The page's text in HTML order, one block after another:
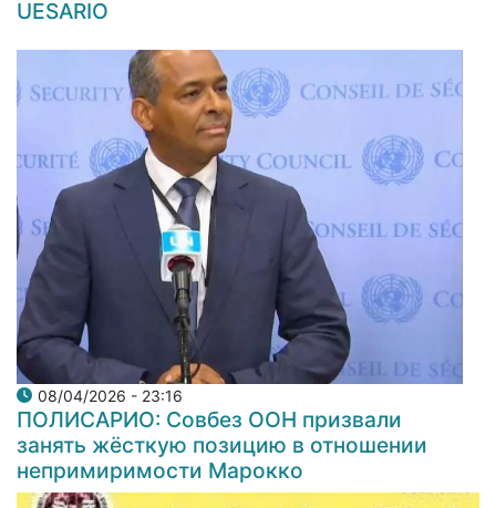
UESARIO
08/04/2026 - 23:16
ПОЛИСАРИО: Совбез ООН призвали
занять жёсткую позицию в отношении
непримиримости Марокко